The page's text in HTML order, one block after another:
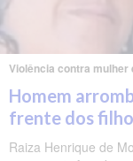
Violência contra mulher
Homem
frente dos
Raiza Henrique de